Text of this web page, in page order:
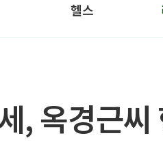
헬스
, 옥경근씨